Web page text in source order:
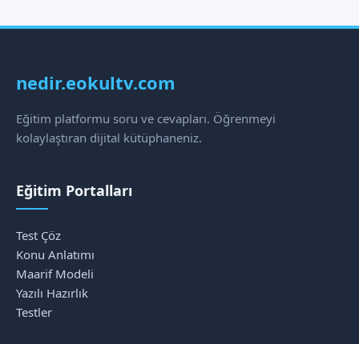
nedir.eokultv.com
Eğitim platformu soru ve cevapları. Öğrenmeyi
kolaylaştıran dijital kütüphaneniz.
Eğitim Portalları
Test Çöz
Konu Anlatımı
Maarif Modeli
Yazılı Hazırlık
Testler